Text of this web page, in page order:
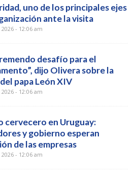
uno de los principales ejes
ante la visita
- 12:06 am
desafío para el
dijo Olivera sobre la
papa León XIV
- 12:06 am
cervecero en Uruguay:
y gobierno esperan
de las empresas
- 12:06 am